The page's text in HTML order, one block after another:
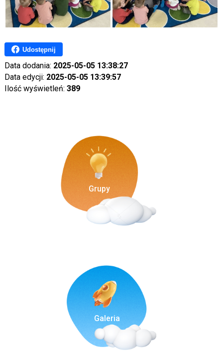
Udostępnij
Data dodania: 2025-05-05 13:38:27
Data edycji: 2025-05-05 13:39:57
Ilość wyświetleń: 389
Grupy
Galeria